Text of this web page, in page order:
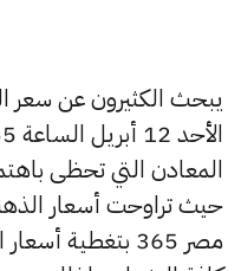
يبحث الكثيرون عن سعر
المعادن التي تحظى
حيث تراوحت أسعار الذهب
مصر 365 بتغطية